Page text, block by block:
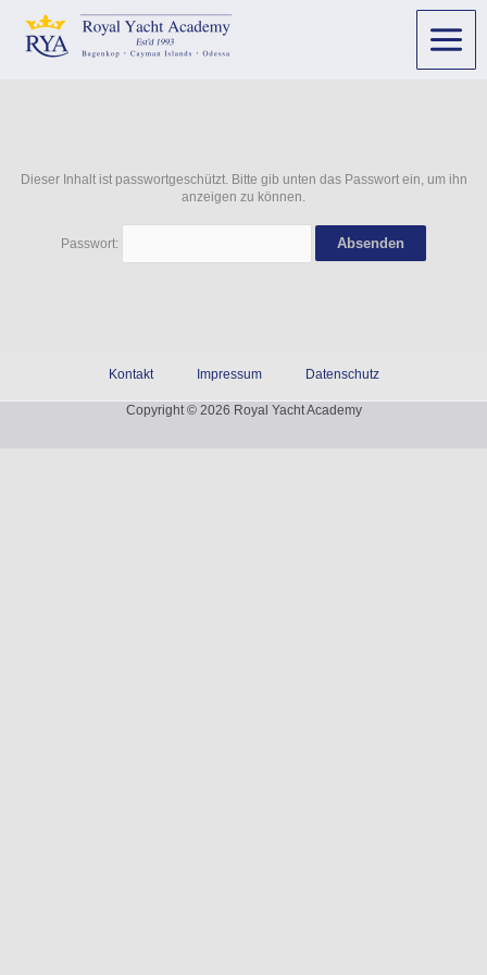
Dieser Inhalt ist passwortgeschützt. Bitte gib unten das Passwort ein, um ihn
anzeigen zu können.
Passwort:
Kontakt Impressum Datenschutz
Copyright © 2026 Royal Yacht Academy